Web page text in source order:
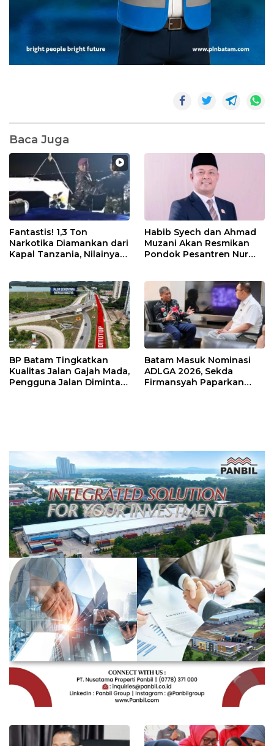
Baca Juga
Fantastis! 1,3 Ton
Narkotika Diamankan dari
Kapal Tanzania, Nilainya
Habib Syech dan Ahmad
Muzani Akan Resmikan
Pondok Pesantren Nur
BP Batam Tingkatkan
Kualitas Jalan Gajah Mada,
Pengguna Jalan Diminta
Batam Masuk Nominasi
ADLGA 2026, Sekda
Firmansyah Paparkan